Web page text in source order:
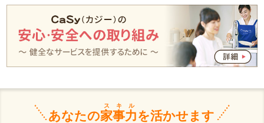
あなたの家事力
スキル
を活かせます